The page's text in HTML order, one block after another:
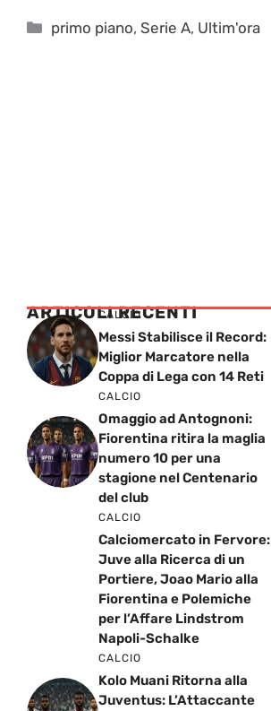
Categorie
primo piano,Serie A, Ultim'ora
ARTICOLI RECENTI
CALCIO
Messi Stabilisce il Record:
Miglior Marcatore nella
Coppa di Lega con 14 Reti
CALCIO
Omaggio ad Antognoni:
Fiorentina ritira la maglia
numero 10 per una
stagione nel Centenario
del club
CALCIO
Calciomercato in Fervore:
Juve alla Ricerca di un
Portiere, Joao Mario alla
Fiorentina e Polemiche
per l’Affare Lindstrom
Napoli-Schalke
CALCIO
Kolo Muani Ritorna alla
Juventus: L’Attaccante